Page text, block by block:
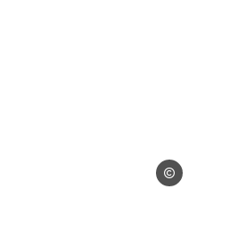
Relief